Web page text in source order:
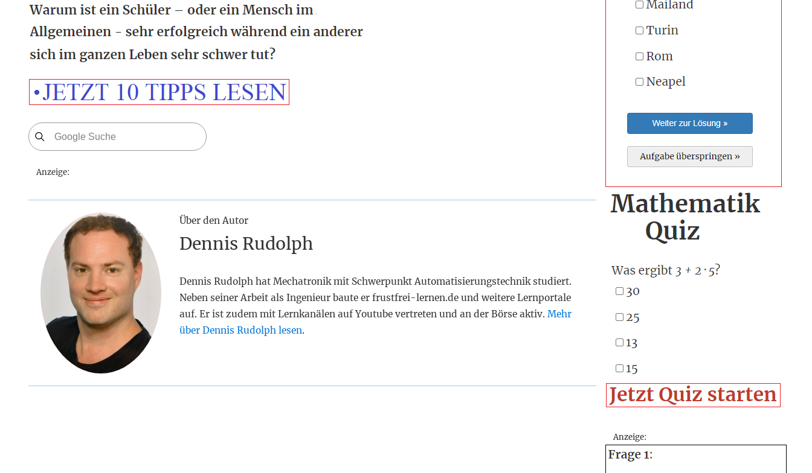
Anzeige:
Über den Autor
Dennis Rudolph
Dennis Rudolph hat Mechatronik mit Schwerpunkt Automatisierungstechnik studiert.
Neben seiner Arbeit als Ingenieur baute er frustfrei-lernen.de und weitere Lernportale
auf. Er ist zudem mit Lernkanälen auf Youtube vertreten und an der Börse aktiv. Mehr
über Dennis Rudolph lesen.
Anzeige: